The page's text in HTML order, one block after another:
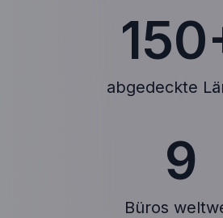
abgedeckte
9
Büros